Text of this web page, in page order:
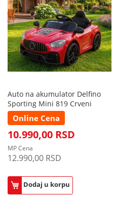
Auto na akumulator Delfino
Sporting Mini 819 Crveni
Online Cena
10.990,00 RSD
MP Cena
12.990,00 RSD
Dodaj u korpu